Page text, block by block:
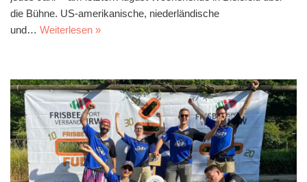
die Bühne. US-amerikanische, niederländische
und… Weiterlesen »